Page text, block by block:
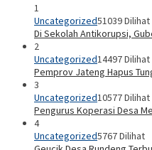
1
Uncategorized51039 Dilihat
Di Sekolah Antikorupsi,
2
Uncategorized14497 Dilihat
Pemprov Jateng Hapus
3
Uncategorized10577 Dilihat
Pengurus Koperasi Desa
4
Uncategorized5767 Dilihat